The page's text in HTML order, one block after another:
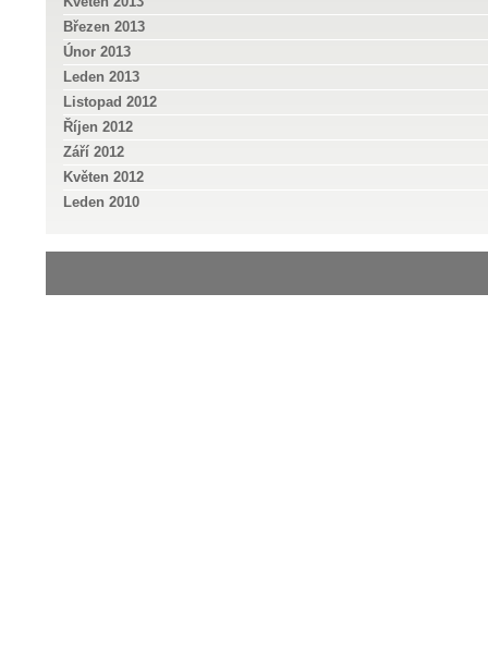
Březen 2013
Únor 2013
Leden 2013
Listopad 2012
Říjen 2012
Září 2012
Květen 2012
Leden 2010